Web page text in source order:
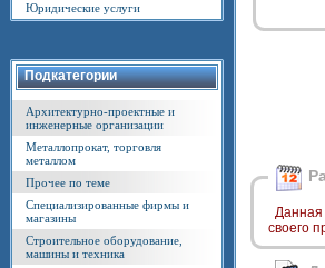
Юридические услуги
Подкатегории
Архитектурно-проектные и
инженерные организации
Металлопрокат, торговля
металлом
Прочее по теме
Специализированные фирмы и
магазины
Строительное оборудование,
машины и техника
Данная
своего